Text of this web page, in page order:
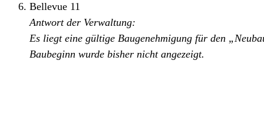
Bellevue 11
Antwort der Verwaltung:
Es liegt eine gültige Baugenehmigung für den
Baubeginn wurde bisher nicht angezeigt.